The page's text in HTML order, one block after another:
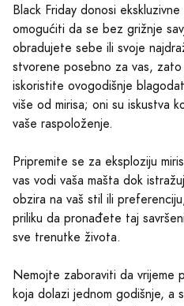
Black Friday donosi
omogućiti da se bez grižnje
obradujete sebe ili svoje
stvorene posebno za vas,
iskoristite ovogodišnje
više od mirisa; oni su iskustva
vaše raspoloženje.
Pripremite se za eksploziju
vas vodi vaša mašta dok
obzira na vaš stil ili
priliku da pronađete taj
sve trenutke života.
Nemojte zaboraviti da vrijeme
koja dolazi jednom godišnje, a